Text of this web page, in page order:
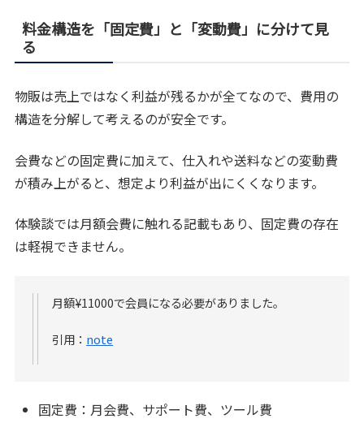
料金構造を「固定費」と「変動費」に分けて見
る
物販は売上ではなく利益が残るかが全てなので、費用の
構造を分解して考えるのが安全です。
会費などの固定費に加えて、仕入れや送料などの変動費
が積み上がると、想定より利益が出にくくなります。
体験談では月額会費に触れる記載もあり、固定費の存在
は軽視できません。
月額¥11000で会員になる必要がありました。
引用： note
固定費：月会費、サポート費、ツール費